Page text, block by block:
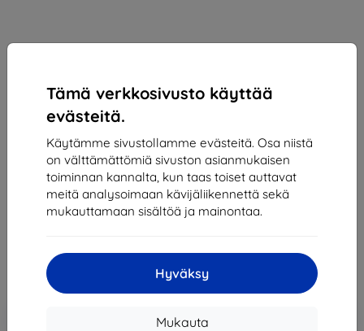
Tämä verkkosivusto käyttää
evästeitä.
Käytämme sivustollamme evästeitä. Osa niistä
on välttämättömiä sivuston asianmukaisen
toiminnan kannalta, kun taas toiset auttavat
meitä analysoimaan kävijäliikennettä sekä
mukauttamaan sisältöä ja mainontaa.
Hyväksy
Mukauta
Samsung suojakalvo S24+ läpinäkyvä
Samsung Galaxy S24+
Kuvaus ja tekniset tiedot
16,90 €
Hinta ilman ALV:tä